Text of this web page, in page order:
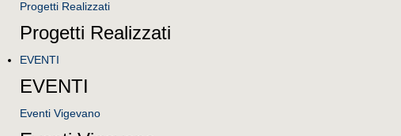
Progetti Realizzati
Progetti Realizzati
EVENTI
EVENTI
Eventi Vigevano